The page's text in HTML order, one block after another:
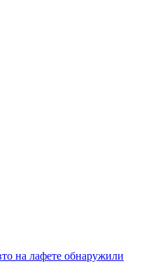
на лафете обнаружили